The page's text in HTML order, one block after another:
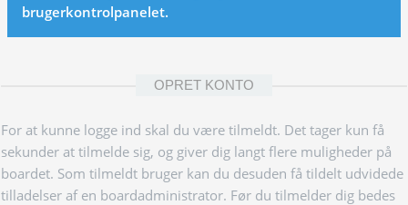
brugerkontrolpanelet.
OPRET KONTO
For at kunne logge ind skal du være tilmeldt. Det tager kun få
sekunder at tilmelde sig, og giver dig langt flere muligheder på
boardet. Som tilmeldt bruger kan du desuden få tildelt udvidede
tilladelser af en boardadministrator. Før du tilmelder dig bedes